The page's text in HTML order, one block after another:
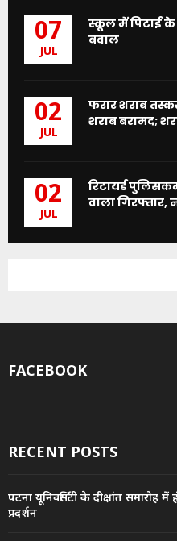
07
JUL
स्कूल में पिटाई के
बवाल
02
JUL
फरार शराब
शराब बरामद;
02
JUL
रिटायर्ड
वाला गिरफ्तार,
FACEBOOK
RECENT POSTS
पटना यूनिवर्सिटी के दीक्षांत समारोह
प्रदर्शन